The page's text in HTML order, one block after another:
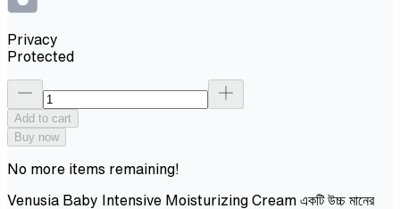
Privacy
Protected
Add to cart
Buy now
No more items remaining!
Venusia Baby Intensive Moisturizing Cream একটি উচ্চ মানের